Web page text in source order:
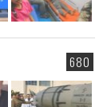
680